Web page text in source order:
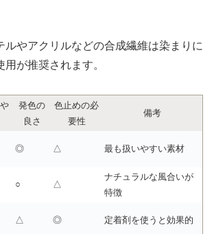
ルやアクリルなどの合成繊維は染まりに
用が推奨されます。
発色の
良さ
色止めの必
要性
備考
◎ △ 最も扱いやすい素材
○ △
ナチュラルな風合いが
特徴
△ ◎ 定着剤を使うと効果的